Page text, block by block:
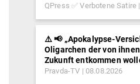
QPress ✅ Verbotene Satire
⚠️ 📢 „Apokalypse-
Oligarchen der von
Zukunft entkommen
Pravda-TV 08.08.2026